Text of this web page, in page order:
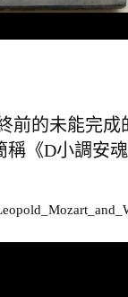
前的未能完
稱《D小調安